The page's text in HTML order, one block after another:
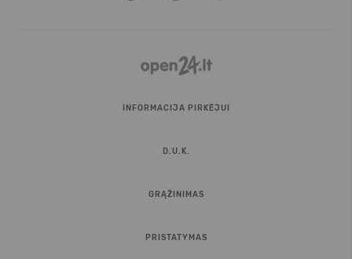
INFORMACIJA PIRKĖJUI
D.U.K.
GRĄŽINIMAS
PRISTATYMAS